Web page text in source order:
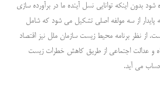
بدون اینکه توانایی نسل آینده ما در برآورده سازی
پایدار از سه مولفه اصلی تشکیل می شود که شامل
از نظر برنامه محیط زیست سازمان ملل نیز اقتصاد
و عدالت اجتماعی از طریق کاهش خطرات زیست
می آید.